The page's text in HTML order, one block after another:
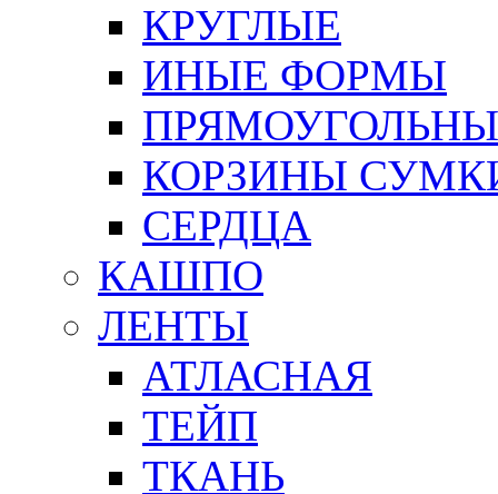
КРУГЛЫЕ
ИНЫЕ ФОРМЫ
КОРЗИНЫ
СЕРДЦА
КАШПО
ЛЕНТЫ
АТЛАСНАЯ
ТЕЙП
ТКАНЬ